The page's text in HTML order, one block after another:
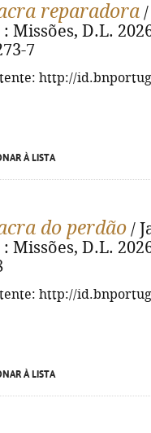
reparadora
Missões, D.L.
7
http://
À LISTA
do perdão /
Missões, D.L.
http://
À LISTA